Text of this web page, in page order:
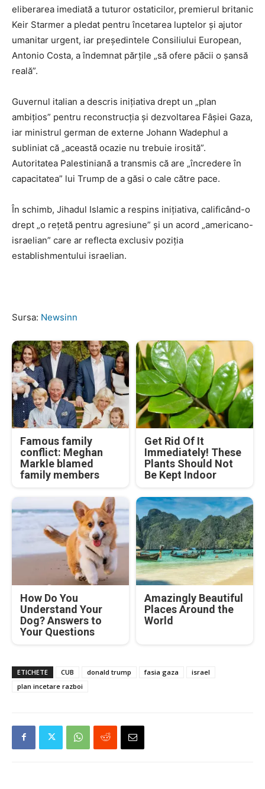
eliberarea imediată a tuturor ostaticilor, premierul britanic
Keir Starmer a pledat pentru încetarea luptelor și ajutor
umanitar urgent, iar președintele Consiliului European,
Antonio Costa, a îndemnat părțile „să ofere păcii o șansă
reală”.
Guvernul italian a descris inițiativa drept un „plan
ambițios” pentru reconstrucția și dezvoltarea Fâșiei Gaza,
iar ministrul german de externe Johann Wadephul a
subliniat că „această ocazie nu trebuie irosită”.
Autoritatea Palestiniană a transmis că are „încredere în
capacitatea” lui Trump de a găsi o cale către pace.
În schimb, Jihadul Islamic a respins inițiativa, calificând-o
drept „o rețetă pentru agresiune” și un acord „americano-
israelian” care ar reflecta exclusiv poziția
establishmentului israelian.
Sursa: Newsinn
Famous family
conflict: Meghan
Markle blamed
family members
Get Rid Of It
Immediately! These
Plants Should Not
Be Kept Indoor
How Do You
Understand Your
Dog? Answers to
Your Questions
Amazingly Beautiful
Places Around the
World
ETICHETE CUB donald trump fasia gaza
israel
plan incetare razboi